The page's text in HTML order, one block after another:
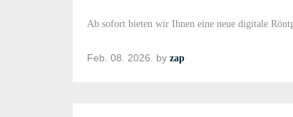
Ab sofort bieten wir Ihnen eine neue digitale
Feb. 08. 2026. by zap